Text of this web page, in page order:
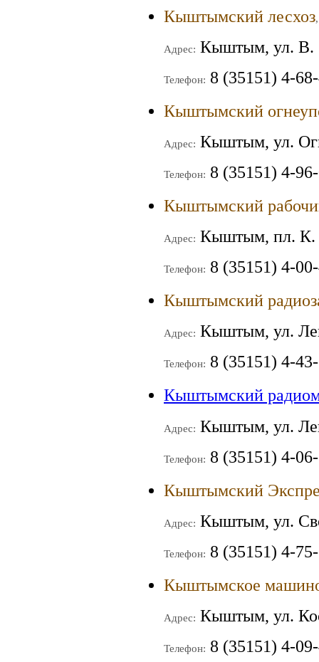
Кыштымский лесхоз
Адрес: Кыштым, ул. В.
Телефон: 8 (35151) 4-
Кыштымский
Адрес: Кыштым, ул.
Телефон: 8 (35151) 4-
Кыштымский
Адрес: Кыштым, пл. К.
Телефон: 8 (35151) 4-
Кыштымский
Адрес: Кыштым, ул.
Телефон: 8 (35151) 4-
Кыштымский
Адрес: Кыштым, ул.
Телефон: 8 (35151) 4-
Кыштымский
Адрес: Кыштым, ул.
Телефон: 8 (35151) 4-
Кыштымское
Адрес: Кыштым, ул.
Телефон: 8 (35151) 4-